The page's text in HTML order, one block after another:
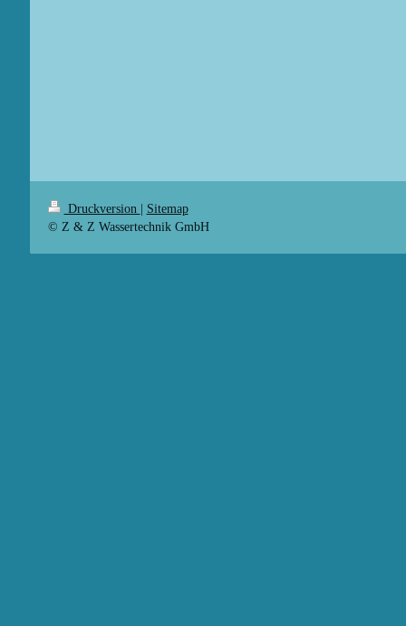
Druckversion | Sitemap
© Z & Z Wassertechnik GmbH